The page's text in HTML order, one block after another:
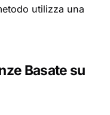
utilizza una
Basate su